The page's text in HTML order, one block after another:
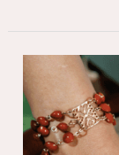
Passeuses
de
graines